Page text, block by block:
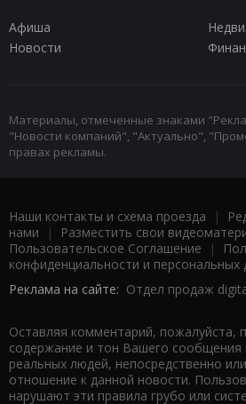
Афиша
Новости
Материалы, отмеченные знаками
"Новости компаний", "Актуально",
правах рекламы.
Наши контакты и схема проезда |
нами | Разместить свои
Пользовательское Соглашение |
конфиденциальности и персональных
Реклама на сайте: Отдел продаж
Оставляя комментарий, пожалуйста,
содержание и тон Вашего сообщения
реальных людей, непосредственно
отношение к данной новости.
нарушают эти правила грубо или